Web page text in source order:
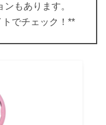
もあります。
でチェック！**